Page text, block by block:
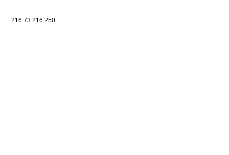
216.73.216.250